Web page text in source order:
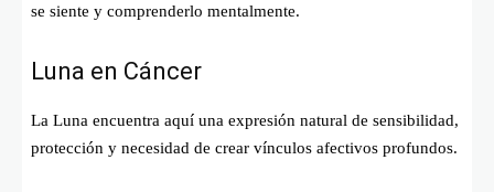
se siente y comprenderlo mentalmente.
Luna en Cáncer
La Luna encuentra aquí una expresión natural de sensibilidad,
protección y necesidad de crear vínculos afectivos profundos.